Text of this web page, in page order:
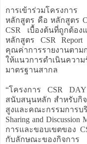
การเข้าร่วมโครงก
หลักสูตร คือ หลักสูตร
CSR เบื้องต้นที่ถูกต้อ
หลักสูตร CSR Report
คุณค่าการรายงานตาม
ให้แนวการดำเนินควา
มาตรฐานสากล
“โครงการ CSR
สนับสนุนหลัก สำหรับกิจ
สูงและคณะกรรมการบ
Sharing and
การและขอบเขตของ
กับลักษณะของกิจกา